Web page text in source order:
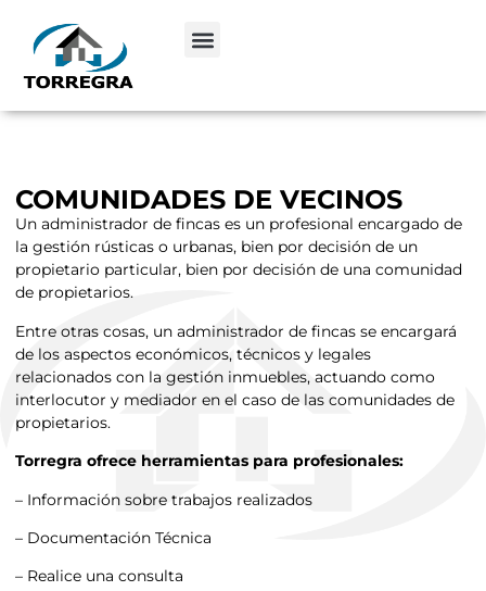
COMUNIDADES DE VECINOS
Un administrador de fincas es un profesional encargado de
la gestión rústicas o urbanas, bien por decisión de un
propietario particular, bien por decisión de una comunidad
de propietarios.
Entre otras cosas, un administrador de fincas se encargará
de los aspectos económicos, técnicos y legales
relacionados con la gestión inmuebles, actuando como
interlocutor y mediador en el caso de las comunidades de
propietarios.
Torregra ofrece herramientas para profesionales:
– Información sobre trabajos realizados
– Documentación Técnica
– Realice una consulta